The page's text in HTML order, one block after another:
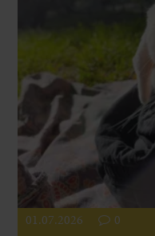
01.07.2026 0